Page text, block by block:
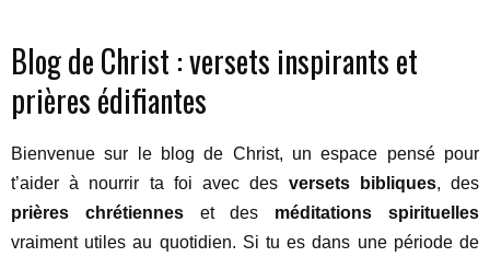
Blog de Christ : versets inspirants et
prières édifiantes
Bienvenue sur le blog de Christ, un espace pensé pour
t’aider à nourrir ta foi avec des versets bibliques, des
prières chrétienneset des méditations spirituelles
vraiment utiles au quotidien. Si tu es dans une période de